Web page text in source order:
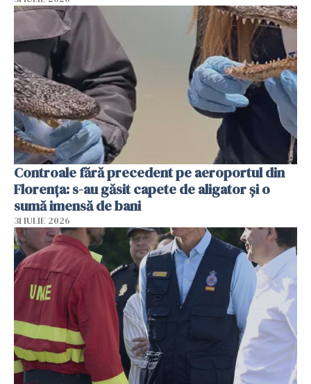
Controale fără precedent pe aeroportul din
Florența: s-au găsit capete de aligator și o
sumă imensă de bani
31 IULIE 2026